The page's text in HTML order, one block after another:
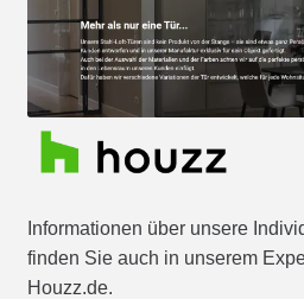
Informationen über unsere
finden Sie auch in unserem
Houzz.de.